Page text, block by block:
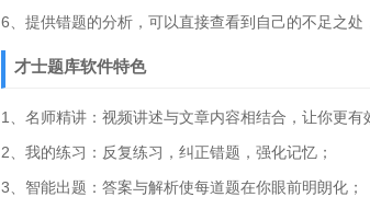
6、提供错题的分析，可以直接查看到自己的不足之处
才士题库软件特色
1、名师精讲：视频讲述与文章内容相结合，让你更有
2、我的练习：反复练习，纠正错题，强化记忆；
3、智能出题：答案与解析使每道题在你眼前明朗化；